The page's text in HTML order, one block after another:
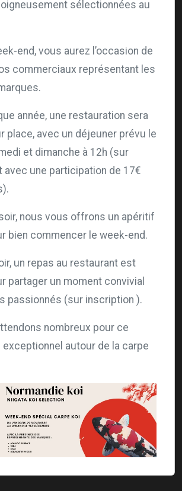
sélectionnées au
end, vous aurez l’occasion de
commerciaux représentant les
année, une restauration sera
place, avec un déjeuner prévu le
et dimanche à 12h (sur
avec une participation de 17€
nous vous offrons un apéritif
bien commencer le week-end.
un repas au restaurant est
partager un moment convivial
passionnés (sur inscription ).
nombreux pour ce
autour de la carpe